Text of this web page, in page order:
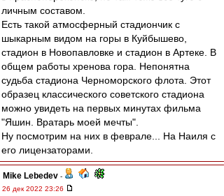
личным составом.
Есть такой атмосферный стадиончик с
шыкарным видом на горы в Куйбышево,
стадион в Новопавловке и стадион в Артеке. В
общем работы хренова гора. Непонятна
судьба стадиона Черноморского флота. Этот
образец классического советского стадиона
можно увидеть на первых минутах фильма
"Яшин. Вратарь моей мечты".
Ну посмотрим на них в феврале... На Наиля с
его лицензаторами.
Mike Lebedev -
26 дек 2022 23:26